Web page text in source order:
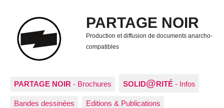
PARTAGE NOIR
Production et diffusion de documents anarcho-
compatibles
PARTAGE NOIR - Brochures SOLID@RITÉ - Infos
Bandes dessinées Editions & Publications